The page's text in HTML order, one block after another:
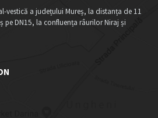
vestică a județului Mureș, la distanța de 11
pe DN15, la confluența râurilor Niraj și